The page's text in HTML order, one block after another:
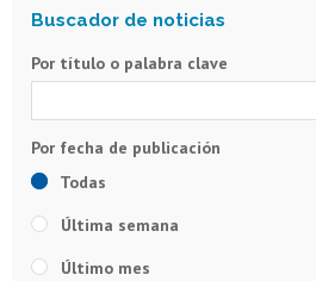
Por título o palabra clave
Todas
Última semana
Último mes